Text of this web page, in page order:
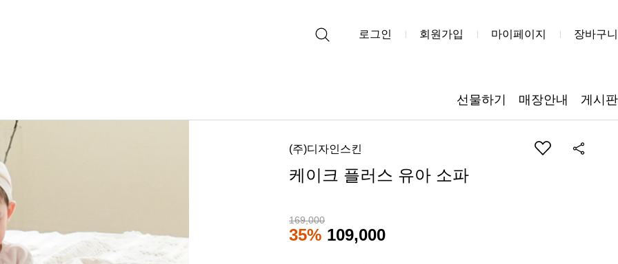
로그인 회원가입 마이페이지 장바구니
선물하기 매장안내 게시판
(주)디자인스킨
케이크 플러스 유아 소파
169,000
35% 109,000